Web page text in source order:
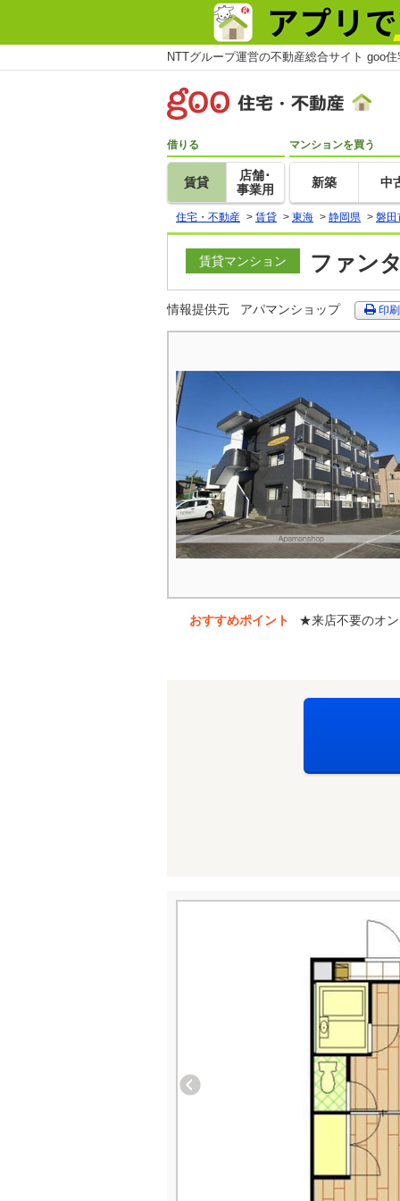
NTTグループ運営の不動産総合サイト goo
借りる
賃貸
店舗･
事業用
マンションを買う
新築 中
住宅・不動産 > 賃貸 > 東海 > 静岡県 > 磐田
賃貸マンション ファン
情報提供元 アパマンショップ 印
おすすめポイント ★来店不要のオ